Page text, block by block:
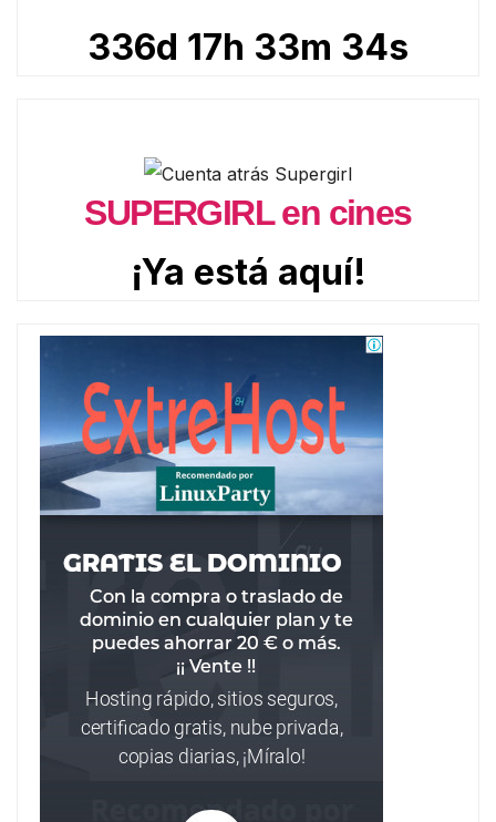
336d 17h 33m 33s
SUPERGIRL en cines
¡Ya está aquí!